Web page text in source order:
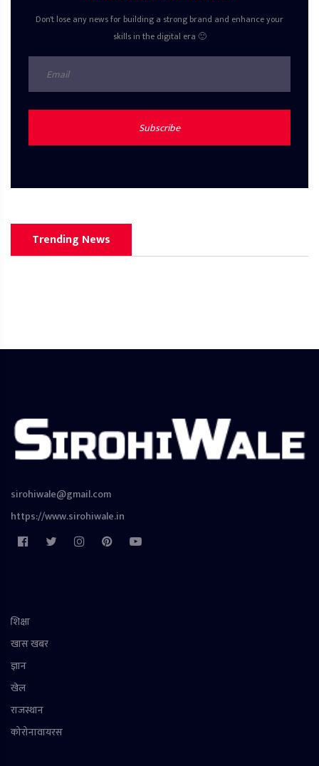
Don't lose any news for building a strong brand and enhance your
skills in the digital era 🙂
Subscribe
Trending News
sirohiwale@gmail.com
https://www.sirohiwale.in
शिक्षा
खास खबर
ज्ञान
खेल
राजस्थान
कोरोनावायरस